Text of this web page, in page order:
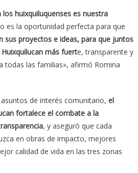
huixquiluquenses es nuestra
es la oportunidad perfecta para que
sus proyectos e ideas, para que juntos
más fuerte, transparente y
todas las familias», afirmó Romina
de interés comunitario, el
fortalece el combate a la
, y aseguró que cada
en obras de impacto, mejores
calidad de vida en las tres zonas